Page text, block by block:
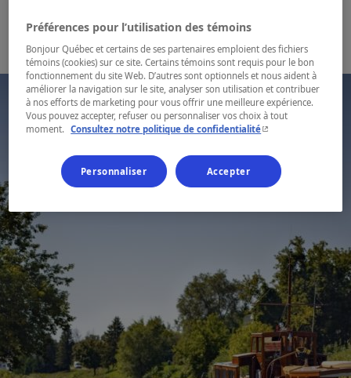
Préférences pour l’utilisation des témoins
Bonjour Québec et certains de ses partenaires emploient des fichiers
témoins (cookies) sur ce site. Certains témoins sont requis pour le bon
fonctionnement du site Web. D’autres sont optionnels et nous aident à
améliorer la navigation sur le site, analyser son utilisation et contribuer
à nos efforts de marketing pour vous offrir une meilleure expérience.
Vous pouvez accepter, refuser ou personnaliser vos choix à tout
moment.
Consultez notre politique de confidentialité- Cet hyperlien
Personnaliser Accepter